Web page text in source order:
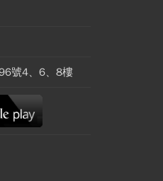
號4、6、8樓